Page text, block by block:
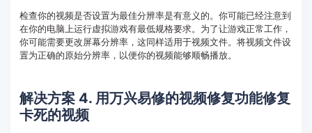
检查你的视频是否设置为最佳分辨率是有意义的。你可能已经注意到
在你的电脑上运行虚拟游戏有最低规格要求。为了让游戏正常工作，
你可能需要更改屏幕分辨率，这同样适用于视频文件。将视频文件设
置为正确的原始分辨率，以便你的视频能够顺畅播放。
解决方案 4. 用万兴易修的视频修复功能修复
卡死的视频